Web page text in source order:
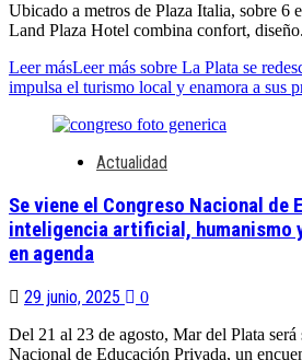
Ubicado a metros de Plaza Italia, sobre 6
Land Plaza Hotel combina confort,
Leer másLeer más sobre La Plata se
impulsa el turismo local y enamora a sus
Actualidad
Se viene el Congreso Nacional de
inteligencia artificial, humanismo
en agenda
29 junio, 2025
0
Del 21 al 23 de agosto, Mar del Plata será
Nacional de Educación Privada, un